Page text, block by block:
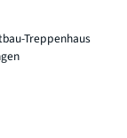
Treppenhaus